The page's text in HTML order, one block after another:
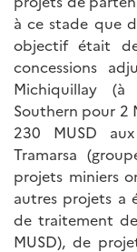
à ce stade que
objectif était
concessions
Michiquillay (à
Southern pour 2
230 MUSD
Tramarsa
projets miniers
autres projets a
de traitement
MUSD), de